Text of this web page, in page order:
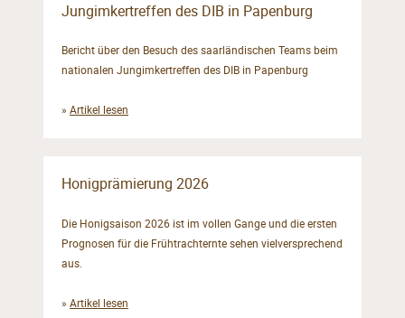
Jungimkertreffen des DIB in Papenburg
Bericht über den Besuch des saarländischen Teams beim
nationalen Jungimkertreffen des DIB in Papenburg
» Artikel lesen
Honigprämierung 2026
Die Honigsaison 2026 ist im vollen Gange und die ersten
Prognosen für die Frühtrachternte sehen vielversprechend
aus.
» Artikel lesen